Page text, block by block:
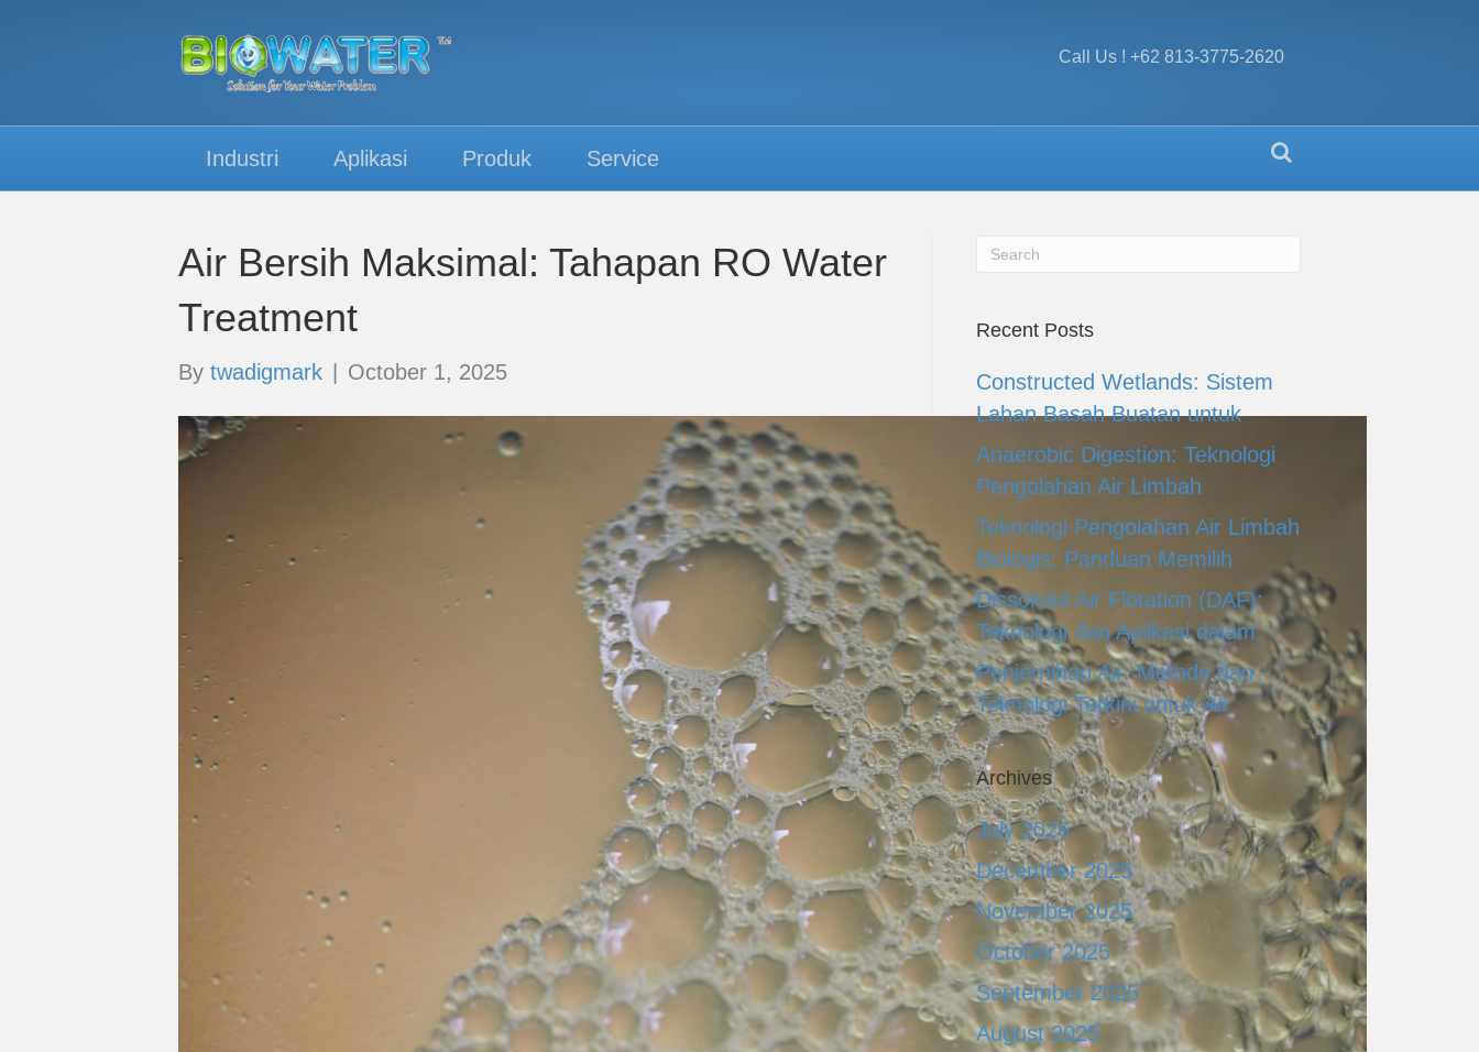
Call Us ! +62 813-3775-2620
Industri Aplikasi Produk Service
Air Bersih Maksimal: Tahapan RO Water
Treatment
By twadigmark October 1, 2025
Recent Posts
Constructed Wetlands: Sistem
Lahan Basah Buatan untuk
Anaerobic Digestion: Teknologi
Pengolahan Air Limbah
Teknologi Pengolahan Air Limbah
Biologis: Panduan Memilih
Dissolved Air Flotation (DAF):
Teknologi dan Aplikasi dalam
Penjernihan Air: Metode dan
Teknologi Terkini untuk Air
Archives
July 2026
December 2025
November 2025
October 2025
September 2025
August 2025